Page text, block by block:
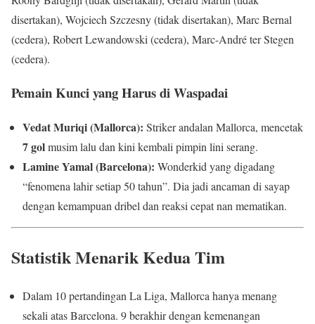
disertakan), Wojciech Szczesny (tidak disertakan), Marc Bernal
(cedera), Robert Lewandowski (cedera), Marc-André ter Stegen
(cedera).
Pemain Kunci yang Harus di Waspadai
Vedat Muriqi (Mallorca): Striker andalan Mallorca, mencetak
7 golmusim lalu dan kini kembali pimpin lini serang.
Lamine Yamal (Barcelona): Wonderkid yang digadang
“fenomena lahir setiap 50 tahun”. Dia jadi ancaman di sayap
dengan kemampuan dribel dan reaksi cepat nan mematikan.
Statistik Menarik Kedua Tim
Dalam 10 pertandingan La Liga, Mallorca hanya menang
sekali atas Barcelona. 9 berakhir dengan kemenangan